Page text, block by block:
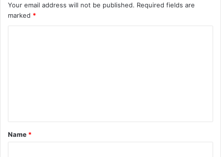
Your email address will not be published. Required fields are
marked *
t
*
Name *